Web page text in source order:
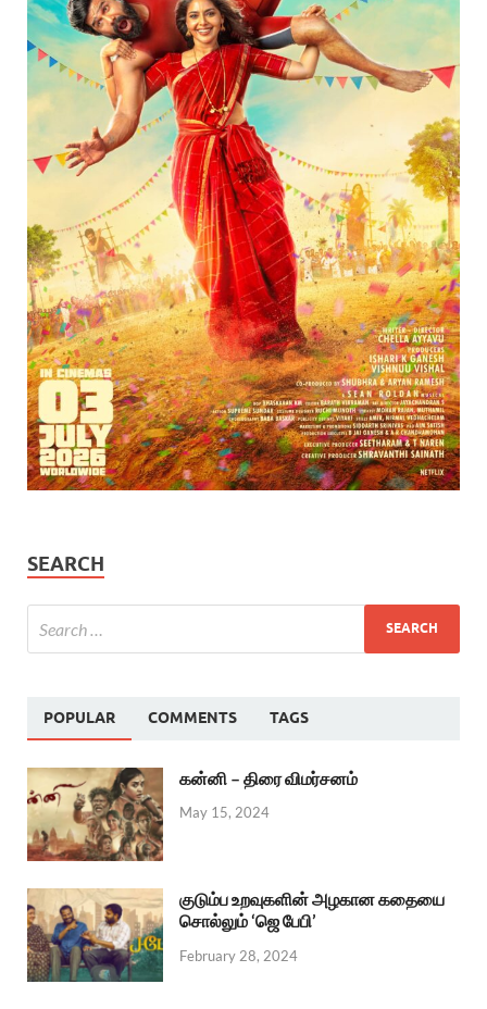
SEARCH
POPULAR COMMENTS TAGS
கன்னி – திரை விமர்சனம்
May 15, 2024
குடும்ப உறவுகளின் அழகான கதையை
சொல்லும் ‘ஜெ பேபி’
February 28, 2024